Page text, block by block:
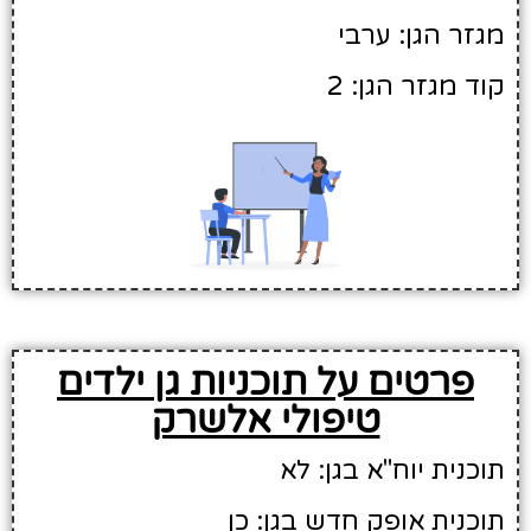
מגזר הגן: ערבי
קוד מגזר הגן: 2
פרטים על תוכניות גן ילדים
טיפולי אלשרק
תוכנית יוח"א בגן: לא
תוכנית אופק חדש בגן: כן